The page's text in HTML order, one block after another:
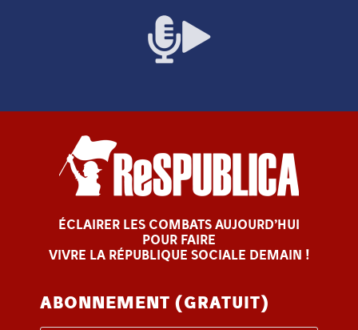
ÉCLAIRER LES COMBATS AUJOURD’HUI
POUR FAIRE
VIVRE LA RÉPUBLIQUE SOCIALE DEMAIN !
ABONNEMENT (GRATUIT)